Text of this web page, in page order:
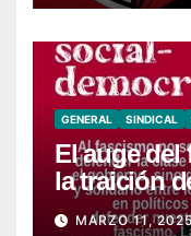
GENERAL SINDICAL
El auge del
la traición
MARZO 11,